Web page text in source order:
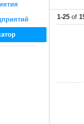
1-25of